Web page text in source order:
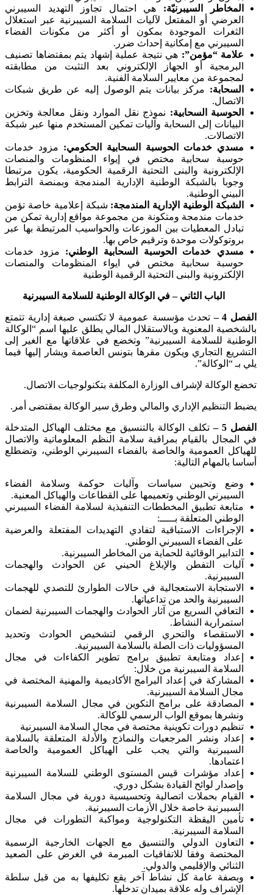
المخاطر السيبرنيّة: هي احتمال تجاوز التهديد السيبرني
العرضي أو المفتعل لآليات السلامة السيبرنية عبر استغلال
الثغرات الموجودة بمكون أو أكثر من مكونات الفضاء
السيبرني مع إمكانية إحداث ضرر.
علامة “مؤمن”: هي نتيجة عملية إشهاد يتم بمقتضاها تصنيف
البرمجية أو الجهاز الإلكتروني بعد التثبت من مطابقته
لمجموعة من معايير السلامة الفنية.
السحابة: مركز بيانات يتم الوصول إليه عن طريق شبكات
الاتصال.
الحوسبة السحابية: نموذج نقل الموارد ونقل معالجة وتخزين
البيانات إلى السحابة وآليات تمكين المستخدم منها عبر شبكة
الاتصالات.
مسدي خدمات الحوسبة السحابية الحكومي: مزود خدمات
حوسبة سحابية مختص في إيواء المنظومات والمنصات
الإلكترونية والبنى التحتية الرقمية الحكومية، يكون مرتبطا
وجوبا بالشبكة الوطنية الإدارية المندمجة وبمنصة الترابط
البيني الوطنية.
الشبكة الوطنية الإدارية المندمجة: شبكة إعلامية خاصة تؤمن
خدمات مندمجة ومتكونة من مجموعة مواقع إدارية تمكن من
تبادل المعطيات بين الموزعات والحواسيب المرتبطة بها عبر
بروتوكولات موحدة وترقيم خاص بها.
مسدي خدمات الحوسبة السحابية الوطني: مزود خدمات
حوسبة سحابية مختص في ايواء المنظومات والمنصات
الإلكترونية والبنى التحتية الرقمية الوطنية
الباب الثاني – في الوكالة الوطنية للسلامة السيبرنية
الفصل 4 –
تحدث مؤسسة عمومية لا تكتسي صبغة إدارية تتمتع
بالشخصية المعنوية وبالاستقلال المالي يطلق عليها اسم “الوكالة
الوطنية للسلامة السيبرنية” وتخضع في علاقاتها مع الغير إلى
التشريع التجاري ويكون مقرها بتونس العاصمة ويشار إليها فيما
يلي بـ “الوكالة”.
تخضع الوكالة لإشراف الوزارة المكلفة بتكنولوجيات الاتصال.
يضبط التنظيم الإداري والمالي وطرق سير الوكالة بمقتضى أمر.
الفصل 5 –
تكلف الوكالة بالتنسيق مع مختلف الهياكل المتدخلة
في المجال بالقيام بمراقبة سلامة النظم المعلوماتية والاتصال
للهياكل العمومية والخاصة بالفضاء السيبرني الوطني، وتضطلع
أساسا بالمهام التالية:
وضع وتحيين سياسات وآليات حوكمة وسلامة الفضاء
السيبرني الوطني وتعميمها على القطاعات والهياكل المعنية.
متابعة تطبيق المخططات التنفيذية لسلامة الفضاء السيبرني
الوطني المتعلقة بـــــ:
الإجراءات الاستباقية لتفادي التهديدات المفتعلة والعرضية
على الفضاء السيبرني الوطني.
التدابير الوقائية للحماية من المخاطر السيبرنية.
آليات التفطن والإبلاغ الحيني عن الحوادث والهجمات
السيبرنية.
الاستجابة الاستعجالية في حالات الطوارئ للتصدي للهجمات
السيبرنية والحد من تداعياتها.
التعافي السريع من آثار الحوادث والهجمات السيبرنية لضمان
استمرارية النشاط.
الاستقصاء والتحري الرقمي لتشخيص الحوادث وتحديد
المسؤوليات ذات الصلة بالسلامة السيبرنية.
إعداد ومتابعة تطبيق برامج تطوير الكفاءات في مجال
السلامة السيبرنية من خلال:
المشاركة في إعداد البرامج الأكاديمية والمهنية المختصة في
مجال السلامة السيبرنية.
المصادقة على برامج التكوين في مجال السلامة السيبرنية
ونشرها بموقع الواب الرسمي للوكالة.
تنظيم دورات تكوينية مختصة في مجال السلامة السيبرنية
إعداد ونشر المرجعيات والنماذج والأدلة المتعلقة بالسلامة
السيبرنية والتي يجب على الهياكل العمومية والخاصة
اعتمادها.
إعداد مؤشرات قيس المستوى الوطني للسلامة السيبرنية
وإصدار لوائح القيادة بشكل دوري.
القيام بحملات اتصالية وتحسيسية دورية في مجال السلامة
السيبرنية خاصة خلال الأزمات السيبرنية.
تأمين اليقظة التكنولوجية ومواكبة التطورات في مجال
السلامة السيبرنية.
التعاون الدولي والتنسيق مع الجهات الخارجية الرسمية
المختصة وفقا للاتفاقيات المبرمة في الغرض على الصعيد
الثنائي والإقليمي والدولي.
وبصفة عامة كل نشاط آخر يقع تكليفها به من قبل سلطة
الإشراف وله علاقة بميدان تدخلها.